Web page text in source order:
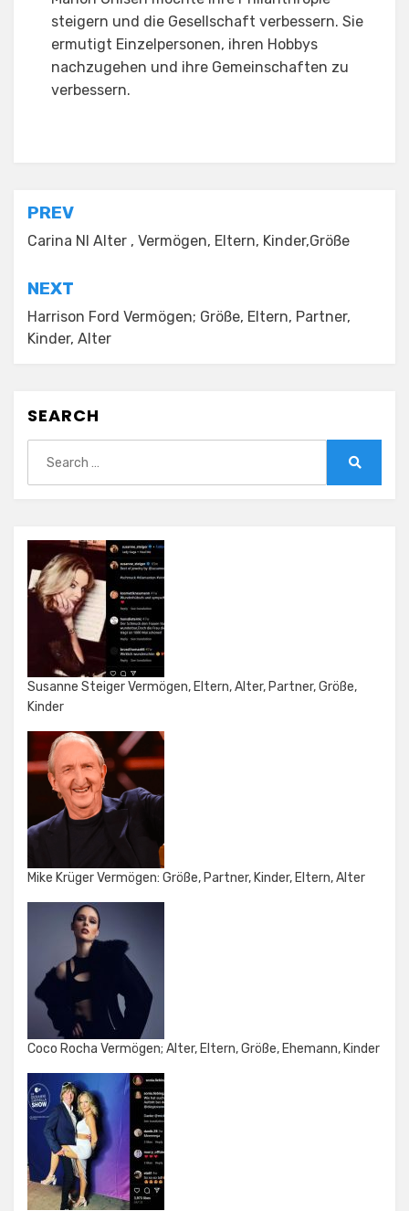
steigern und die Gesellschaft verbessern. Sie
ermutigt Einzelpersonen, ihren Hobbys
nachzugehen und ihre Gemeinschaften zu
verbessern.
Post
navigation
PREV
Carina Nl Alter , Vermögen, Eltern, Kinder,Größe
NEXT
Harrison Ford Vermögen; Größe, Eltern, Partner,
Kinder, Alter
SEARCH
for:
Susanne Steiger Vermögen, Eltern, Alter, Partner, Größe,
Kinder
Mike Krüger Vermögen: Größe, Partner, Kinder, Eltern, Alter
Coco Rocha Vermögen; Alter, Eltern, Größe, Ehemann, Kinder